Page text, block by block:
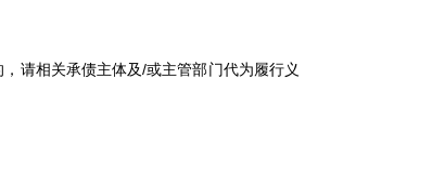
请相关承债主体及/或主管部门代为履行义